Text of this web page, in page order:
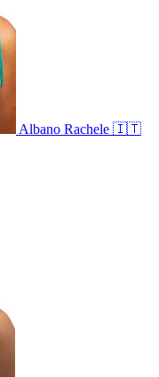
Albano Rachele 🇮🇹